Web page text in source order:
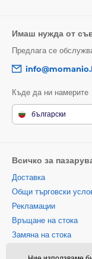
Имаш нужда от
Предлага се
Къде да ни намерите
български
Всичко за
Доставка
Общи търговски
Рекламации
Връщане на стока
Замяна на стока